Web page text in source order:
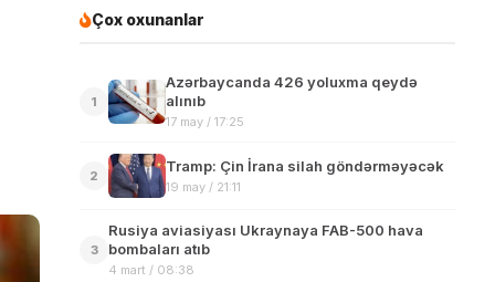
Çox oxunanlar
1
Azərbaycanda 426 yoluxma qeydə
alınıb
17 may / 17:25
2
Tramp: Çin İrana silah göndərməyəcək
19 may / 21:11
3
Rusiya aviasiyası Ukraynaya FAB-500 hava
bombaları atıb
4 mart / 08:38